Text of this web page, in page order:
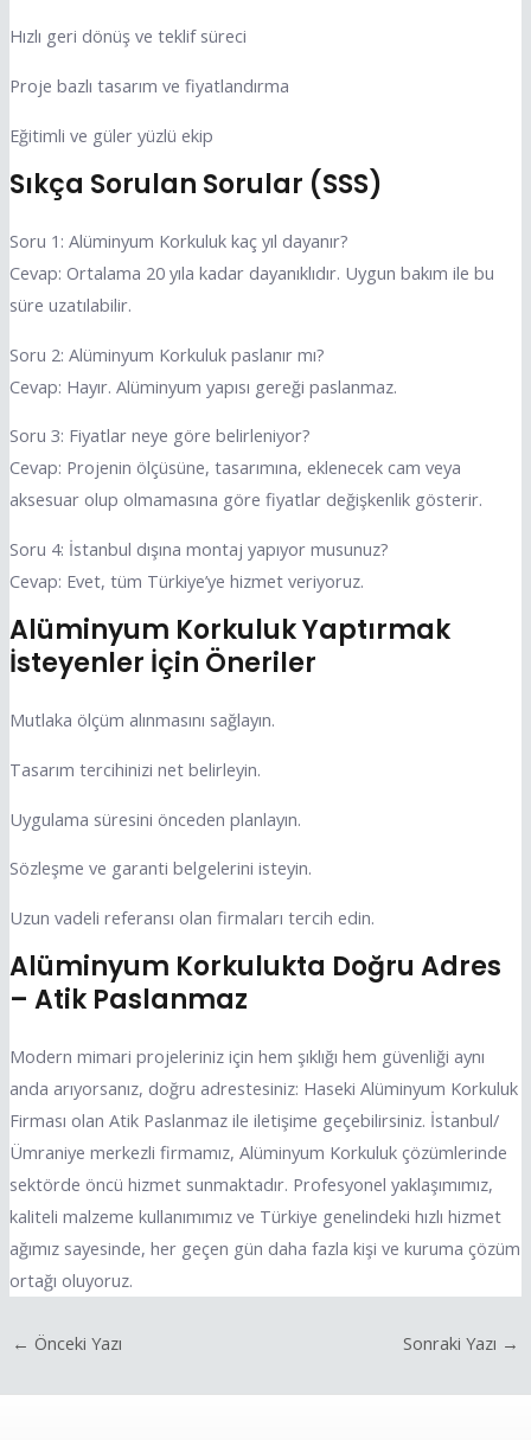
Hızlı geri dönüş ve teklif süreci
Proje bazlı tasarım ve fiyatlandırma
Eğitimli ve güler yüzlü ekip
Sıkça Sorulan Sorular (SSS)
Soru 1: Alüminyum Korkuluk kaç yıl dayanır?
Cevap: Ortalama 20 yıla kadar dayanıklıdır. Uygun bakım ile bu
süre uzatılabilir.
Soru 2: Alüminyum Korkuluk paslanır mı?
Cevap: Hayır. Alüminyum yapısı gereği paslanmaz.
Soru 3: Fiyatlar neye göre belirleniyor?
Cevap: Projenin ölçüsüne, tasarımına, eklenecek cam veya
aksesuar olup olmamasına göre fiyatlar değişkenlik gösterir.
Soru 4: İstanbul dışına montaj yapıyor musunuz?
Cevap: Evet, tüm Türkiye’ye hizmet veriyoruz.
Alüminyum Korkuluk Yaptırmak
İsteyenler İçin Öneriler
Mutlaka ölçüm alınmasını sağlayın.
Tasarım tercihinizi net belirleyin.
Uygulama süresini önceden planlayın.
Sözleşme ve garanti belgelerini isteyin.
Uzun vadeli referansı olan firmaları tercih edin.
Alüminyum Korkulukta Doğru Adres
– Atik Paslanmaz
Modern mimari projeleriniz için hem şıklığı hem güvenliği aynı
anda arıyorsanız, doğru adrestesiniz: Haseki Alüminyum Korkuluk
Firması olan Atik Paslanmaz ile iletişime geçebilirsiniz. İstanbul/
Ümraniye merkezli firmamız, Alüminyum Korkuluk çözümlerinde
sektörde öncü hizmet sunmaktadır. Profesyonel yaklaşımımız,
kaliteli malzeme kullanımımız ve Türkiye genelindeki hızlı hizmet
ağımız sayesinde, her geçen gün daha fazla kişi ve kuruma çözüm
ortağı oluyoruz.
← Önceki Yazı Sonraki Yazı →